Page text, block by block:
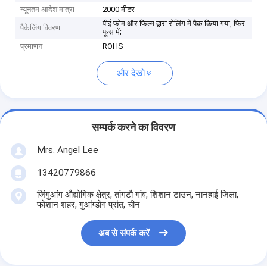
न्यूनतम आदेश मात्रा
2000 मीटर
पैकेजिंग विवरण
पीई फोम और फिल्म द्वारा रोलिंग में पैक किया गया, फिर
फूस में;
प्रमाणन
ROHS
और देखो
सम्पर्क करने का विवरण
Mrs. Angel Lee
13420779866
जिंगुआंग औद्योगिक क्षेत्र, तांगटौ गांव, शिशान टाउन, नानहाई जिला,
फोशान शहर, गुआंग्डोंग प्रांत, चीन
अब से संपर्क करें